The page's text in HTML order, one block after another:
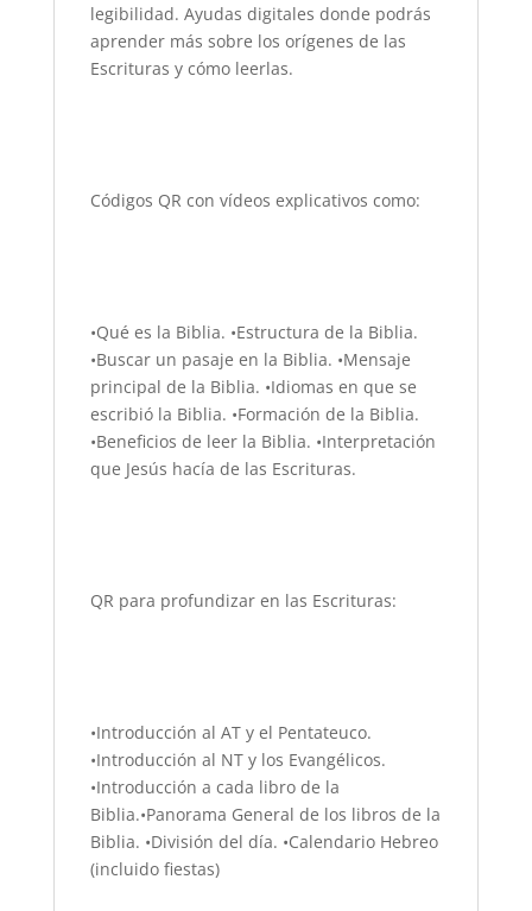
legibilidad. Ayudas digitales donde podrás
aprender más sobre los orígenes de las
Escrituras y cómo leerlas.
Códigos QR con vídeos explicativos como:
•Qué es la Biblia. •Estructura de la Biblia.
•Buscar un pasaje en la Biblia. •Mensaje
principal de la Biblia. •Idiomas en que se
escribió la Biblia. •Formación de la Biblia.
•Beneficios de leer la Biblia. •Interpretación
que Jesús hacía de las Escrituras.
QR para profundizar en las Escrituras:
•Introducción al AT y el Pentateuco.
•Introducción al NT y los Evangélicos.
•Introducción a cada libro de la
Biblia.•Panorama General de los libros de la
Biblia. •División del día. •Calendario Hebreo
(incluido fiestas)